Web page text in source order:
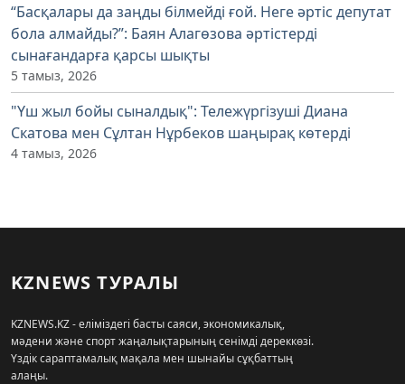
“Басқалары да заңды білмейді ғой. Неге әртіс депутат
бола алмайды?”: Баян Алагөзова әртістерді
сынағандарға қарсы шықты
5 тамыз, 2026
"Үш жыл бойы сыналдық": Тележүргізуші Диана
Скатова мен Сұлтан Нұрбеков шаңырақ көтерді
4 тамыз, 2026
KZNEWS ТУРАЛЫ
KZNEWS.KZ - еліміздегі басты саяси, экономикалық,
мәдени және спорт жаңалықтарының сенімді дереккөзі.
Үздік сараптамалық мақала мен шынайы сұқбаттың
алаңы.